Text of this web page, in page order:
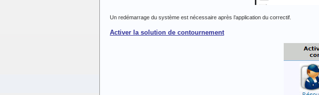
Un redémarrage du système est nécessaire après l’application du correctif.
Activer la solution de contournement